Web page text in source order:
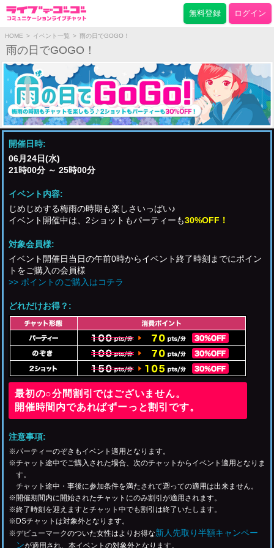
無料登録 ログイン
HOME > イベント一覧 > 雨の日でGOGO！
雨の日でGOGO！
開催日時:
06月24日(水)
21時00分 ～ 25時00分
イベント内容:
じめじめする梅雨の時期も楽しさいっぱい♪
イベント開催中は、2ショットもパーティーも30%OFF！
対象会員様:
イベント開催日当日の午前0時からイベント終了時刻までにポイン
トをご購入の会員様
>> ポイントのご購入はコチラ
どれだけお得？:
最初の○分間割引ではございません。
開催時間内であればずーっと割引です。
注意事項:
※パーティーのぞきもイベント適用となります。
※チャット途中でご購入された場合、次のチャットからイベント適用となりま
す。
チャット途中・事後に参加条件を満たされて遡っての適用は出来ません。
※開催期間内に開始されたチャットにのみ割引が適用されます。
※終了時刻を迎えますとチャット中でも割引は終了いたします。
※DSチャットは対象外となります。
※デビューマークのついた女性はよりお得な新人先取り半額キャンペー
ンが適用され、本イベントの対象外となります。